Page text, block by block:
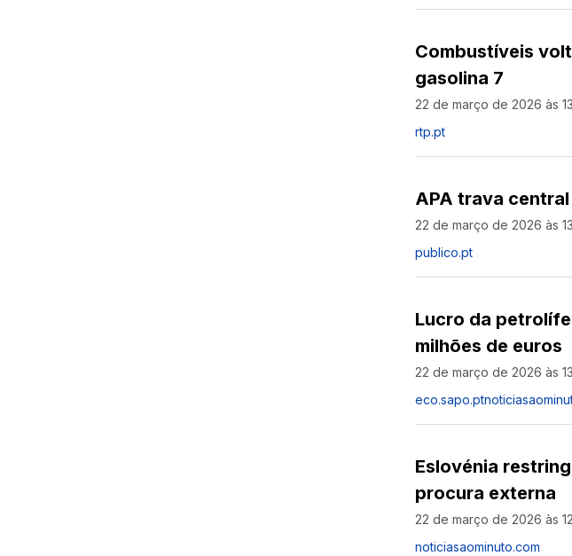
Combustíveis
gasolina 7
22 de março de 2026 às
rtp.pt
APA trava
22 de março de 2026 às
publico.pt
Lucro da
milhões de euros
22 de março de 2026 às
eco.sapo.pt
Eslovénia
procura externa
22 de março de 2026 às
noticiasaominuto.com